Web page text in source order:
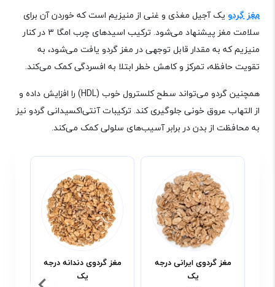
مغز گردو یک آجیل مغذی و غنی از منیزیم است که خوردن آن برای
سلامت مغز پیشنهاد می‌شود. ترکیب اسیدهای چرب امگا ۳ در کنار
منیزیم که به مقدار قابل توجهی در مغز گردو یافت می‌شود، به
تقویت حافظه، تمرکز و کاهش خطر ابتلا به افسردگی کمک می‌کند.
همچنین گردو می‌تواند سطح کلسترول خوب (HDL) را افزایش داده و
از التهاب عروق خونی جلوگیری کند. ترکیبات آنتی‌اکسیدانی گردو نیز
به محافظت از بدن در برابر آسیب‌های سلولی کمک می‌کند.
مغز گردوی ایرانی درجه
یک
مغز گردوی دندانه درجه
یک